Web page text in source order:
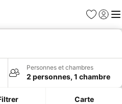
Favoris
Se
Personnes et chambres
2 personnes, 1 chambre
Carte